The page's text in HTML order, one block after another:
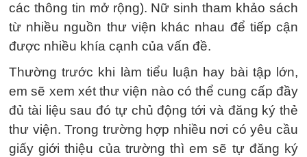
các thông tin mở rộng). Nữ sinh tham khảo sách
từ nhiều nguồn thư viện khác nhau để tiếp cận
được nhiều khía cạnh của vấn đề.
Thường trước khi làm tiểu luận hay bài tập lớn,
em sẽ xem xét thư viện nào có thể cung cấp đầy
đủ tài liệu sau đó tự chủ động tới và đăng ký thẻ
thư viện. Trong trường hợp nhiều nơi có yêu cầu
giấy giới thiệu của trường thì em sẽ tự đăng ký